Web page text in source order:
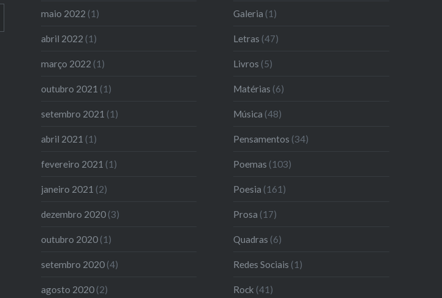
maio 2022 (1)
abril 2022 (1)
março 2022 (1)
outubro 2021 (1)
setembro 2021 (1)
abril 2021 (1)
fevereiro 2021 (1)
janeiro 2021 (2)
dezembro 2020 (3)
outubro 2020 (1)
setembro 2020 (4)
agosto 2020 (2)
Galeria (1)
Letras (47)
Livros (5)
Matérias (6)
Música (48)
Pensamentos (34)
Poemas (103)
Poesia (161)
Prosa (17)
Quadras (6)
Redes Sociais (1)
Rock (41)